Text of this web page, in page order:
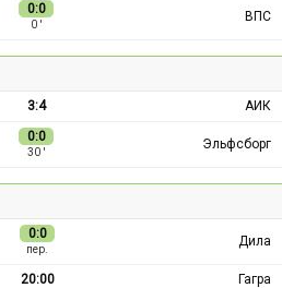
0:0
0 ′
ВПС
3:4 АИК
0:0
30 ′
Эльфсборг
0:0
пер.
Дила
20:00 Гагра